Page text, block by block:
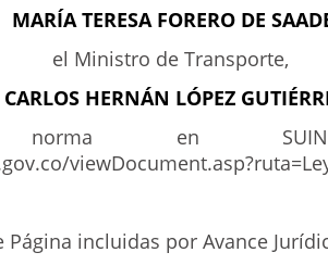
MARÍA TERESA FORERO DE
el Ministro de Transporte,
CARLOS HERNÁN LÓPEZ
norma en SUIN
Página incluidas por Avance